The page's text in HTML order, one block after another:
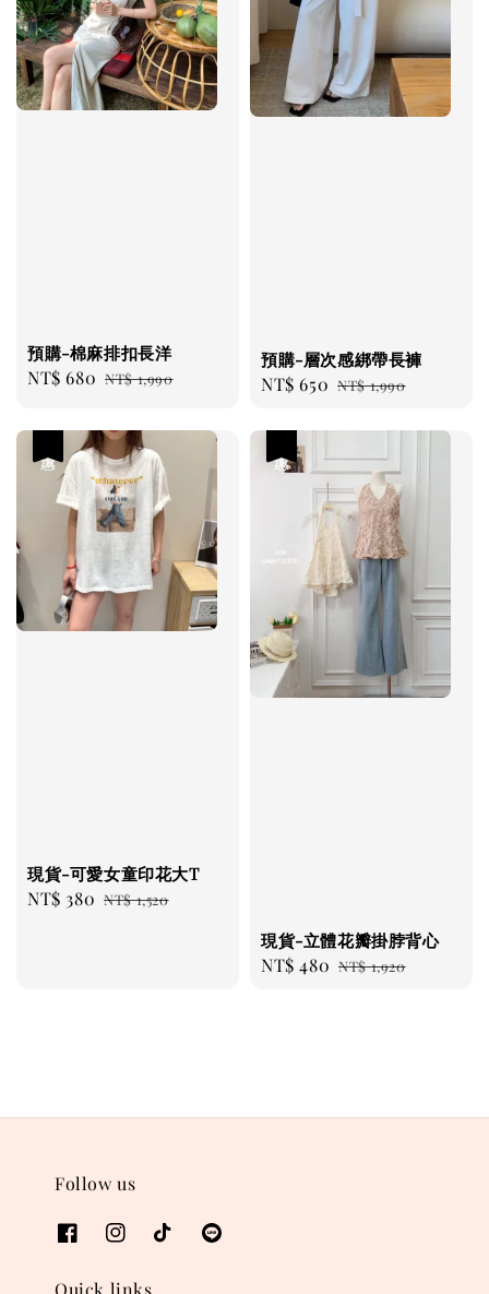
預購-棉麻排扣長洋
Sale
NT$ 680 Regular
NT$ 1,990
預購-層次感綁帶長褲
Sale
NT$ 650 Regular
NT$ 1,990
現貨-可愛女童印花大T
Sale
NT$ 380 Regular
NT$ 1,520
現貨-立體花瓣掛脖背心
Sale
NT$ 480 Regular
NT$ 1,920
Follow us
Quick links